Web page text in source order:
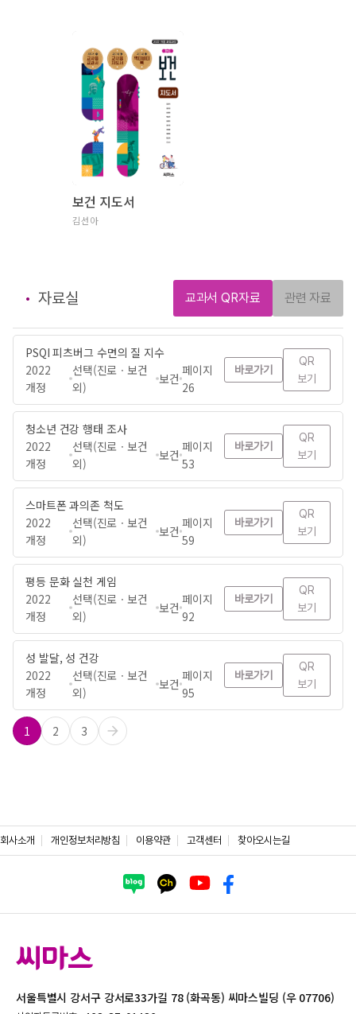
보건 지도서
김선아
자료실 교과서 QR자료 관련 자료
PSQI 피츠버그 수면의 질 지수
2022
개정
선택(진로ㆍ보건
외)
보건
페이지
26
바로가기
QR
보기
청소년 건강 행태 조사
2022
개정
선택(진로ㆍ보건
외)
보건
페이지
53
바로가기
QR
보기
스마트폰 과의존 척도
2022
개정
선택(진로ㆍ보건
외)
보건
페이지
59
바로가기
QR
보기
평등 문화 실천 게임
2022
개정
선택(진로ㆍ보건
외)
보건
페이지
92
바로가기
QR
보기
성 발달, 성 건강
2022
개정
선택(진로ㆍ보건
외)
보건
페이지
95
바로가기
QR
보기
1 2 3
회사소개 개인정보처리방침 이용약관 고객센터 찾아오시는길
서울특별시 강서구 강서로33가길 78 (화곡동) 씨마스빌딩 (우 07706)